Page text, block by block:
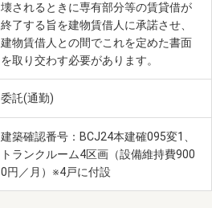
壊されるときに専有部分等の賃貸借が
終了する旨を建物賃借人に承諾させ、
建物賃借人との間でこれを定めた書面
を取り交わす必要があります。
委託(通勤)
建築確認番号：BCJ24本建確095変1、
トランクルーム4区画（設備維持費900
0円／月）※4戸に付設